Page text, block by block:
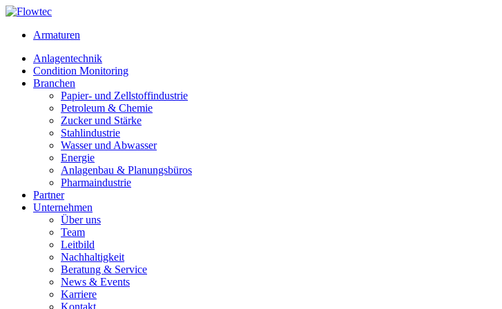
Skip
contentArmaturen
Anlagentechnik
Condition Monitoring
Branchen
Papier- und Zellstoffindustrie
Petroleum & Chemie
Zucker und Stärke
Stahlindustrie
Wasser und Abwasser
Energie
Anlagenbau & Planungsbüros
Pharmaindustrie
Partner
Unternehmen
Über uns
Team
Leitbild
Nachhaltigkeit
Beratung & Service
News & Events
Karriere
Kontakt